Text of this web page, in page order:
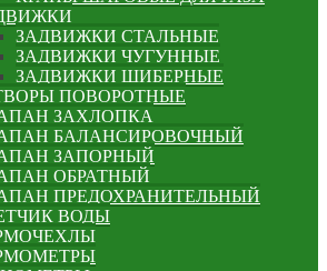
ЗАДВИЖКИ СТАЛЬНЫЕ
ЗАДВИЖКИ ЧУГУННЫЕ
ЗАДВИЖКИ ШИБЕРНЫЕ
ПОВОРОТНЫЕ
ЗАХЛОПКА
БАЛАНСИРОВОЧНЫЙ
ЗАПОРНЫЙ
ОБРАТНЫЙ
ПРЕДОХРАНИТЕЛЬНЫЙ
ВОДЫ